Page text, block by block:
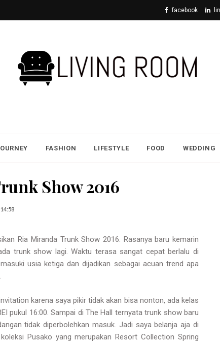
facebook
FASHION LIFESTYLE FOOD WEDDING
Show 2016
14:58
Ria Miranda Trunk Show 2016. Rasanya baru kemarin
trunk show lagi. Waktu terasa sangat cepat berlalu di
usia ketiga dan dijadikan sebagai acuan trend apa
karena saya pikir tidak akan bisa nonton, ada kelas
pukul 16:00. Sampai di The Hall ternyata trunk show baru
tidak diperbolehkan masuk. Jadi saya belanja aja di
Pusako yang merupakan Resort Collection Spring